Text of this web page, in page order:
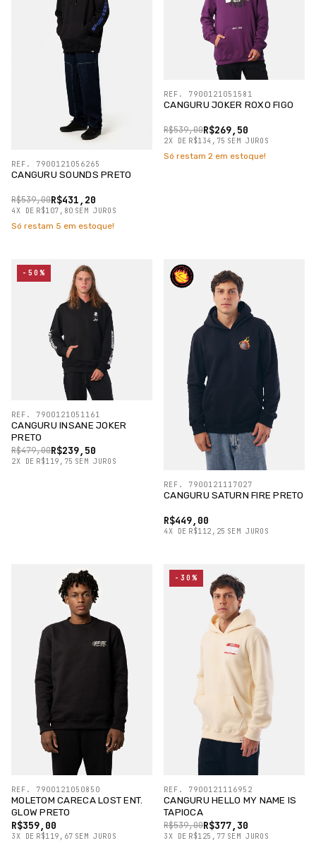
CANGURU SOUNDS PRETO
R$431,20
R$539,00
4X DE R$107,80 SEM JUROS
REF. 7900121056265
Só restam 5 em estoque!
CANGURU JOKER ROXO FIGO
R$269,50
R$539,00
2X DE R$134,75 SEM JUROS
REF. 7900121051581
Só restam 2 em estoque!
CANGURU INSANE JOKER
PRETO
R$239,50
R$479,00
2X DE R$119,75 SEM JUROS
REF. 7900121051161
-50%
CANGURU SATURN FIRE PRETO
R$449,00
4X DE R$112,25 SEM JUROS
REF. 7900121117027
MOLETOM CARECA LOST ENT.
GLOW PRETO
R$359,00
3X DE R$119,67 SEM JUROS
REF. 7900121050850
CANGURU HELLO MY NAME IS
TAPIOCA
R$377,30
R$539,00
3X DE R$125,77 SEM JUROS
REF. 7900121116952
-30%